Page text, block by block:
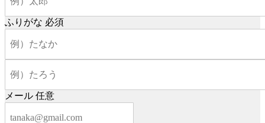
ふりがな 必須
メール 任意